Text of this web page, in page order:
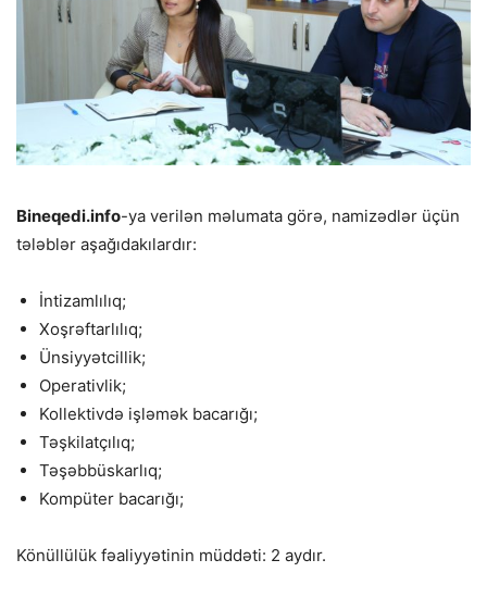
Bineqedi.info-ya verilən məlumata görə, namizədlər üçün
tələblər aşağıdakılardır:
İntizamlılıq;
Xoşrəftarlılıq;
Ünsiyyətcillik;
Operativlik;
Kollektivdə işləmək bacarığı;
Təşkilatçılıq;
Təşəbbüskarlıq;
Kompüter bacarığı;
Könüllülük fəaliyyətinin müddəti: 2 aydır.